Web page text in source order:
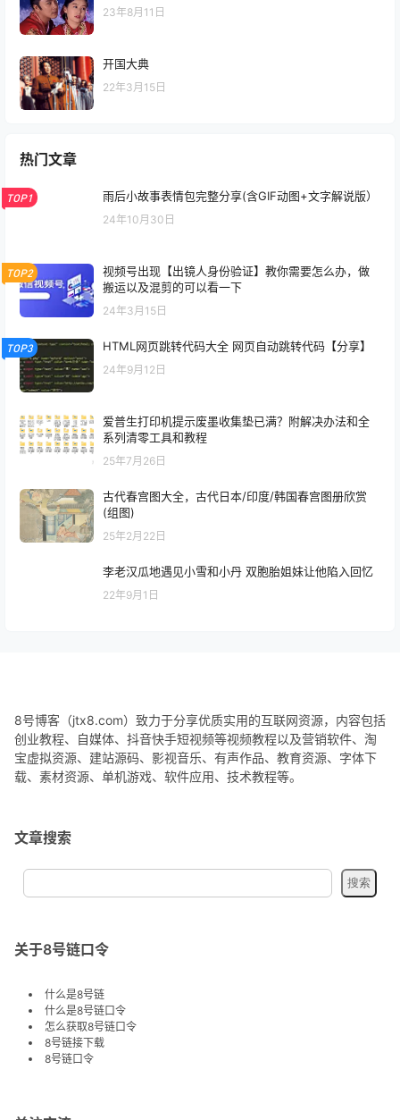
23年8月11日
开国大典
22年3月15日
热门文章
TOP1 雨后小故事表情包完整分享(含GIF动图+文字解说版）
24年10月30日
TOP2
视频号出现【出镜人身份验证】教你需要怎么办，做
搬运以及混剪的可以看一下
24年3月15日
TOP3 HTML网页跳转代码大全 网页自动跳转代码【分享】
24年9月12日
爱普生打印机提示废墨收集垫已满？附解决办法和全
系列清零工具和教程
25年7月26日
古代春宫图大全，古代日本/印度/韩国春宫图册欣赏
(组图)
25年2月22日
李老汉瓜地遇见小雪和小丹 双胞胎姐妹让他陷入回忆
22年9月1日
8号博客（jtx8.com）致力于分享优质实用的互联网资源，内容包括
创业教程、自媒体、抖音快手短视频等视频教程以及营销软件、淘
宝虚拟资源、建站源码、影视音乐、有声作品、教育资源、字体下
载、素材资源、单机游戏、软件应用、技术教程等。
文章搜索
关于8号链口令
什么是8号链
什么是8号链口令
怎么获取8号链口令
8号链接下载
8号链口令